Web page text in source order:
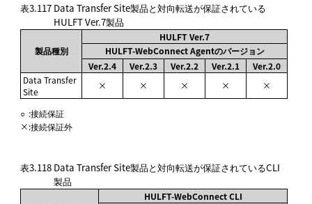
表3.117 Data Transfer Site製品と対向転送が保証されている
HULFT Ver.7製品
製品種別
HULFT Ver.7
HULFT-WebConnect Agentのバージョン
Ver.2.4
Ver.2.3 Ver.2.2 Ver.2.1
Ver.2.0
Data Transfer
Site
× × × × ×
○ :接続保証
×:接続保証外
表3.118 Data Transfer Site製品と対向転送が保証されているCLI
製品
HULFT-WebConnect CLI